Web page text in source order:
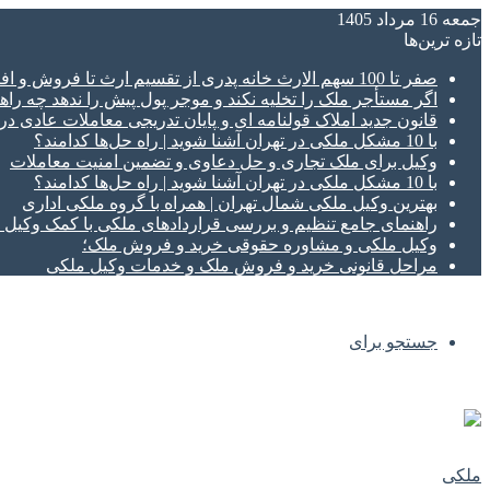
جمعه 16 مرداد 1405
تازه‌ ترین‌ها
صفر تا 100 سهم الارث خانه پدری از تقسیم ارث تا فروش و افراز ملک ورثه ای
اگر مستأجر ملک را تخلیه نکند و موجر پول پیش را ندهد چه
قانون جدید املاک قولنامه ای و پایان تدریجی معاملات عادی
با 10 مشکل ملکی در تهران آشنا شوید | راه حل‌ها کدامند؟
وکیل برای ملک تجاری و حل دعاوی و تضمین امنیت معاملات
با 10 مشکل ملکی در تهران آشنا شوید | راه حل‌ها کدامند؟
بهترین وکیل ملکی شمال تهران | همراه با گروه ملکی اداری
راهنمای جامع تنظیم و بررسی قراردادهای ملکی با کمک
وکیل ملکی و مشاوره حقوقی خرید و فروش ملک؛
مراحل قانونی خرید و فروش ملک و خدمات وکیل ملکی
جستجو برای